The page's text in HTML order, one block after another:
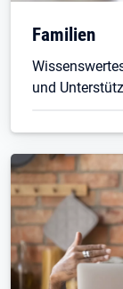
Familien
und